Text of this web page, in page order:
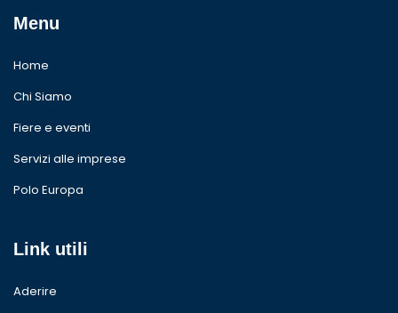
Menu
Home
Chi Siamo
Fiere e eventi
Servizi alle imprese
Polo Europa
Link utili
Aderire